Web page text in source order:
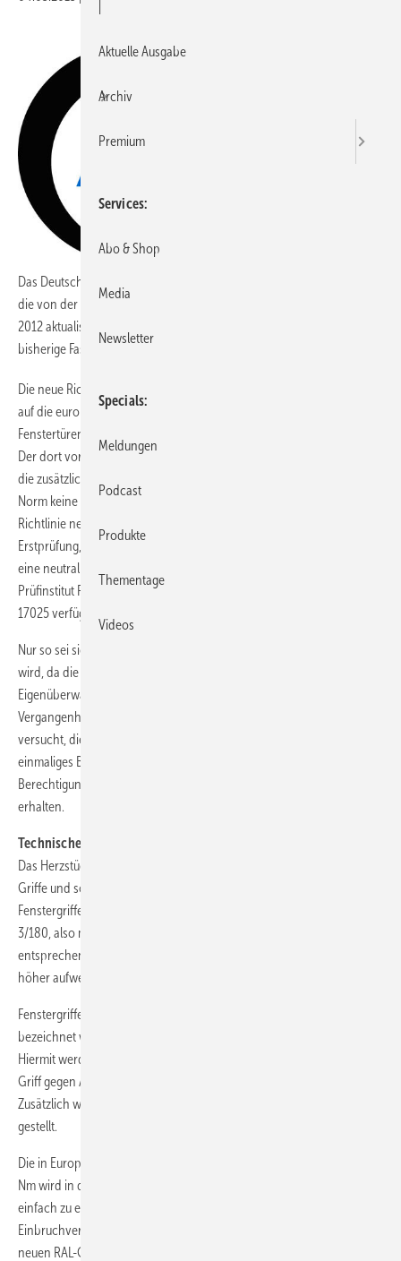
Das Deutsche Institut für Gütesicherung und Kennzeichnung e.V. hat
die von der Gütegemeinschaft Schlösser und Beschläge e.V. im Jahr
2012 aktualisierte RAL-GZ 607/9 anerkannt. Diese Ausgabe ersetzt die
bisherige Fassung aus dem Jahr 1989.
Die neue Richtlinie bezieht sich, so die Gütegemeinschaft, unmittelbar
auf die europäische Norm DIN EN 13126-3 – Beschläge für Türen und
Fenstertüren, Teil 3 - Betätigungsgriffe, Deutsche Fassung: 2012-02.
Der dort vorgegebene Klassifizierungsschlüssel ist die Grundlage für
die zusätzlichen Anforderungen. Während nach der europäischen
Norm keine laufende Qualitätskontrolle gefordert ist, sieht die RAL-
Richtlinie neben der Kontrolle der Fertigungsstätte und einer
Erstprüfung, eine laufende Fremdüberwachung der Produkte durch
eine neutral anerkannte Stelle vor. Diese neutrale Stelle, wie das
Prüfinstitut PIV in Velbert, muss über eine Anerkennung nach DIN EN
17025 verfügen.
Nur so sei sichergestellt, dass das Qualitätsniveau dauerhaft gehalten
wird, da die Fremdüberwachung auch eine strenge Kontrolle der
Eigenüberwachung des Herstellers vorsieht. In der jüngeren
Vergangenheit haben wiederholt Hersteller aus dem Ausland
versucht, die Qualitätskriterien der Richtlinie zu erfüllen – aber ein
einmaliges Bestehen der Prüfungen reicht nicht aus, um auf Dauer die
Berechtigung zur Kennzeichnung mit dem RAL-Gütezeichen zu
erhalten.
Technische Anforderungen
Das Herzstück der RAL-GZ 607/9 sind generelle Anforderungen an
Griffe und sofern zutreffend an deren Schutzwirkung. Auch
Fenstergriffe ohne Schutzwirkung müssen der Dauerfunktionsklasse
3/180, also mindestens 10.000 Zyklen im Dreh-Kipp-Modus
entsprechen und eine Korrosionsbeständigkeit von Klasse 2 oder
höher aufweisen, um das RAL-Gütezeichen zu erlangen.
Fenstergriffe mit Schutzwirkung könnten künftig sehr markant
bezeichnet werden, und zwar als RAL100 und RAL200 Fenstergriffe.
Hiermit werde der direkte Hinweis geliefert, welche Schutzwirkung der
Griff gegen Abdrehen oder Abreißen erfüllt (100 Nm oder 200 Nm).
Zusätzlich werden auch Anforderungen an den Schließmechanismus
gestellt.
Die in Europa ebenfalls eingeführte Klasse 1 mit einem Wert von nur 35
Nm wird in dieser RAL-Richtlinie nicht übernommen, da dieser Wert
einfach zu erreichen ist und keinen ausreichenden Widerstand gegen
Einbruchversuche bietet. Erste erfolgreiche Prüfungen nach der
neuen RAL-GZ wurden bereits vorgenommen. Das Inhaltsverzeichnis
Aktuelle Ausgabe
Archiv
Premium
Services
Abo & Shop
Media
Newsletter
Specials
Meldungen
Podcast
Produkte
Thementage
Videos